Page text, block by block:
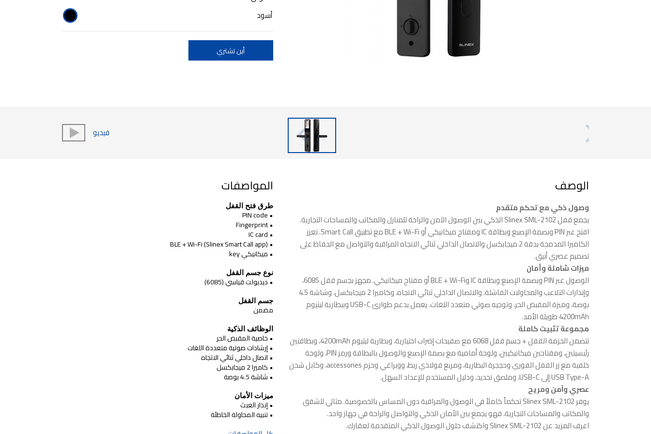
أسود
أين تشتري
فيديو
الوصف
وصول ذكي مع تحكم متقدم
يجمع قفل Slinex SML-2102 الذكي بين الوصول الآمن والراحة للمنازل والمكاتب والمساحات التجارية.
افتح عبر PIN وبصمة الإصبع وبطاقة IC ومفتاح ميكانيكي أو BLE + Wi-Fi مع تطبيق Smart Call. تعزز
الكاميرا المدمجة بدقة 2 ميجابكسل والاتصال الداخلي ثنائي الاتجاه المراقبة والتواصل مع الحفاظ على
تصميم عصري أنيق.
ميزات شاملة وأمان
الوصول عبر PIN وبصمة الإصبع وبطاقة IC وBLE + Wi-Fi أو مفتاح ميكانيكي. مجهز بجسم قفل 6085،
وإنذارات التلاعب والمحاولات الفاشلة، والاتصال الداخلي ثنائي الاتجاه، وكاميرا 2 ميجابكسل، وشاشة 4.5
بوصة، وميزة المقبض الحر، وتوجيه صوتي متعدد اللغات. يعمل بدعم طوارئ USB-C وببطارية ليثيوم
4200mAh طويلة الأمد.
مجموعة تثبيت كاملة
تتضمن الحزمة القفل + جسم قفل 6068 مع صفيحات إضراب اختيارية، وبطارية ليثيوم 4200mAh، وبطاقتين
رئيسيتين، ومفتاحين ميكانيكيين، ولوحة أمامية مع بصمة الإصبع والوصول بالبطاقة ورمز PIN، ولوحة
خلفية مع زر القفل الفوري وحججرة البطارية، ومربع فولاذي ربط، ووبراغي وحزم accessories، وكابل شحن
USB Type-A إلى USB-C، وملصق تحديد، ودليل المستخدم للإعداد السهل.
عصري وآمن ومريح
يوفر Slinex SML-2102 تحكماً كاملاً في الوصول والمراقبة دون المساس بالخصوصية. مثالي للشقق
والمكاتب والمساحات التجارية، فهو يجمع بين الأمان الذكي والتواصل والراحة في جهاز واحد.
اعرف المزيد عنSlinex SML-2102واكتشف حلول الوصول الذكي المتقدمة لعقارك.
المواصفات
طرق فتح القفل
• PIN code
• Fingerprint
• IC card
• BLE + Wi-Fi (Slinex Smart Call app)
• ميكانيكي key
نوع جسم القفل
• ديدبولت قياسي (6085)
جسم القفل
مضمن
الوظائف الذكية
• خاصية المقبض الحر
• إرشادات صوتية متعددة اللغات
• اتصال داخلي ثنائي الاتجاه
• كاميرا 2 ميجابكسل
• شاشة 4.5 بوصة
ميزات الأمان
• إنذار العبث
• تنبيه المحاولة الخاطئة